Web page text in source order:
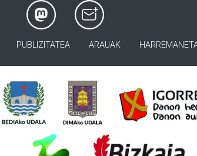
PUBLIZITATEA ARAUAK